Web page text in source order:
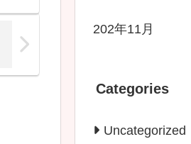
202年11月
Categories
Uncategorized